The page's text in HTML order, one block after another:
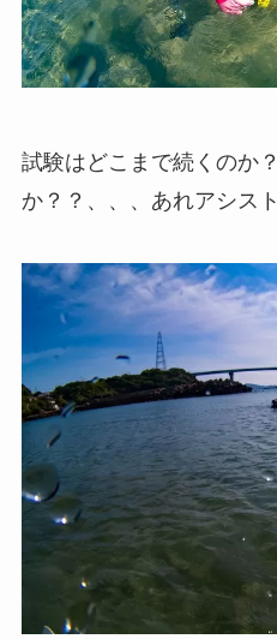
試験はどこまで続くのか
か？？、、、あれアシス